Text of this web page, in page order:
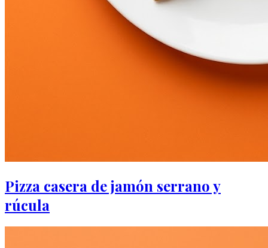
Pizza casera de jamón serrano y
rúcula